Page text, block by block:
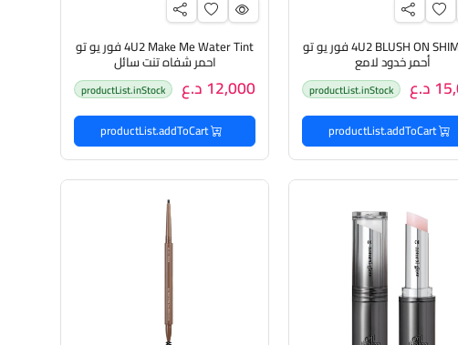
4U2 BLUSH ON SHIMMER فور يو تو
أحمر خدود لامع
د.ع productList.inStock
productList.addToCart
4U2 Make Me Water Tint فور يو تو
احمر شفاه تنت سائل
12,000 د.ع productList.inStock
productList.addToCart